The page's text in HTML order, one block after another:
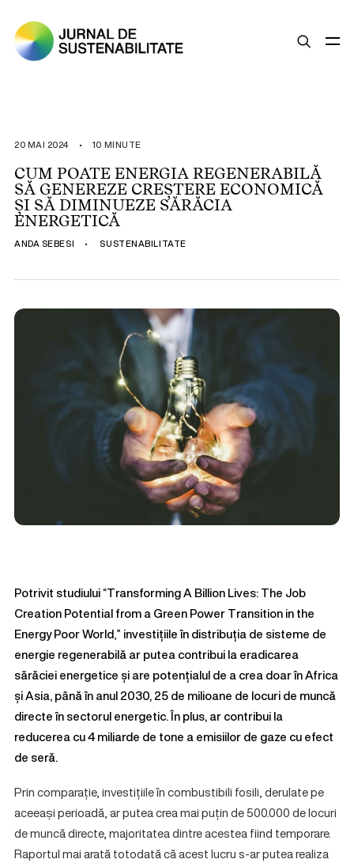
ȘTIRI
OPINII
ESG
LEGISLAȚIE
BUNE PRACTICI
20 MAI 2024 • 10 MINUTE
CUM POATE ENERGIA REGENERABILĂ
SĂ GENEREZE CREȘTERE ECONOMICĂ
ȘI SĂ DIMINUEZE SĂRĂCIA
ENERGETICĂ
ANDA SEBESI • SUSTENABILITATE
Potrivit studiului“Transforming A Billion Lives: The Job
Creation Potential from a Green Power Transition in the
Energy Poor World,” investițiile în distribuția de sisteme de
energie regenerabilă ar putea contribui la eradicarea
sărăciei energetice și are potențialul de a crea doar în Africa
și Asia, până în anul 2030, 25 de milioane de locuri de muncă
directe în sectorul energetic. În plus, ar contribui la
reducerea cu 4 miliarde de tone a emisiilor de gaze cu efect
de seră.
Prin comparație, investițiile în combustibili fosili, derulate pe
aceeași perioadă, ar putea crea mai puțin de 500.000 de locuri
de muncă directe, majoritatea dintre acestea fiind temporare.
Raportul mai arată totodată că acest lucru s-ar putea realiza